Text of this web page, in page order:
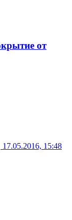
от
17.05.2016, 15:48